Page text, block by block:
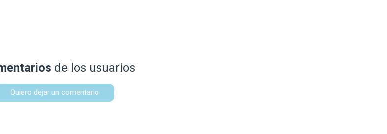
de los usuarios
Quiero dejar un comentario